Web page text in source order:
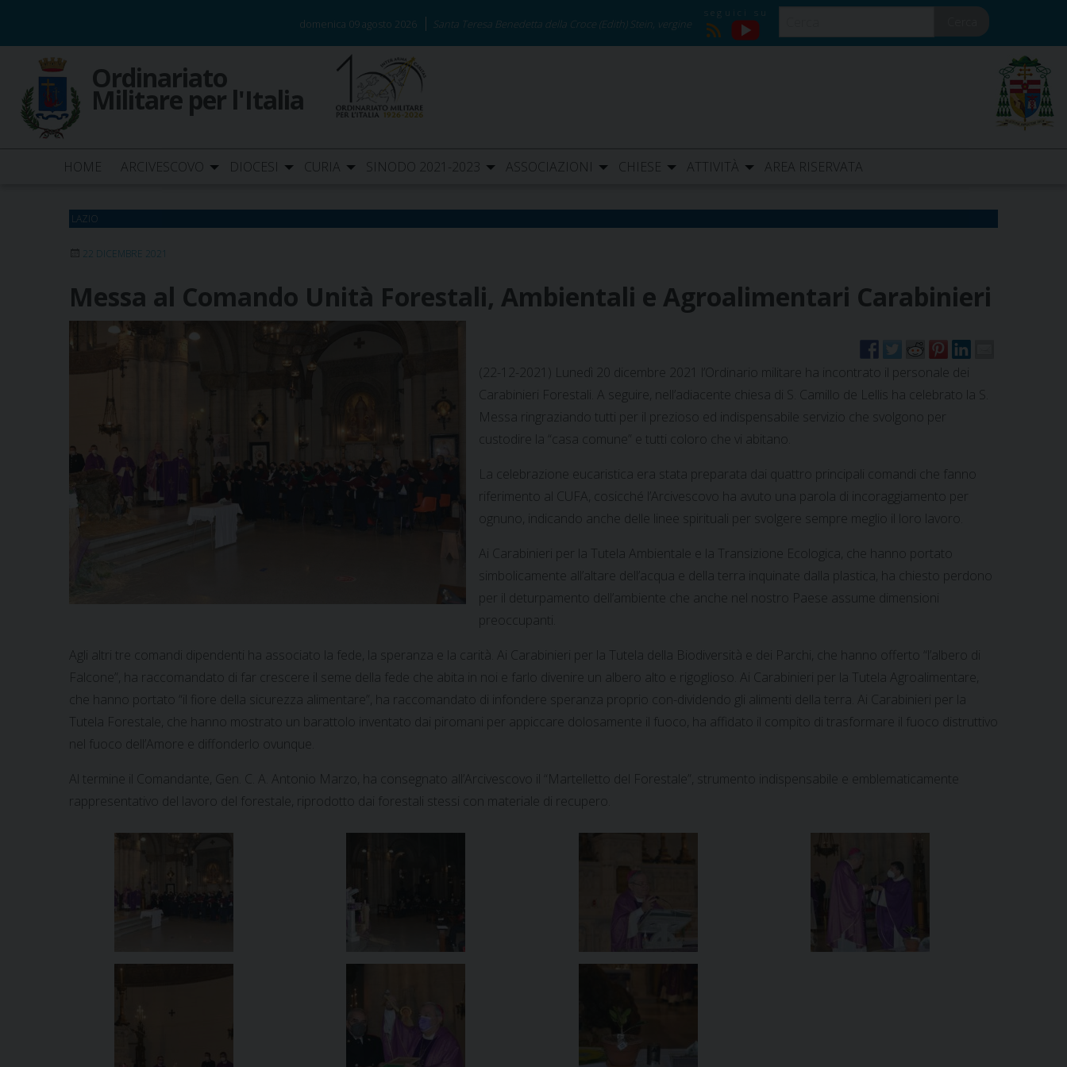
content
domenica 09 agosto 2026 Santa Teresa Benedetta della Croce (Edith) Stein, vergine
RSS
YouTube
Ordinariato
Militare per l'Italia
HOME ARCIVESCOVO DIOCESI CURIA SINODO 2021-2023 ASSOCIAZIONI CHIESE ATTIVITÀ AREA RISERVATA
LAZIO
22 DICEMBRE 2021
Messa al Comando Unità Forestali, Ambientali e Agroalimentari Carabinieri
(22-12-2021) Lunedì 20 dicembre 2021 l’Ordinario militare ha incontrato il personale dei
Carabinieri Forestali. A seguire, nell’adiacente chiesa di S. Camillo de Lellis ha celebrato la S.
Messa ringraziando tutti per il prezioso ed indispensabile servizio che svolgono per
custodire la “casa comune” e tutti coloro che vi abitano.
La celebrazione eucaristica era stata preparata dai quattro principali comandi che fanno
riferimento al CUFA, cosicché l’Arcivescovo ha avuto una parola di incoraggiamento per
ognuno, indicando anche delle linee spirituali per svolgere sempre meglio il loro lavoro.
Ai Carabinieri per la Tutela Ambientale e la Transizione Ecologica, che hanno portato
simbolicamente all’altare dell’acqua e della terra inquinate dalla plastica, ha chiesto perdono
per il deturpamento dell’ambiente che anche nel nostro Paese assume dimensioni
preoccupanti.
Agli altri tre comandi dipendenti ha associato la fede, la speranza e la carità. Ai Carabinieri per la Tutela della Biodiversità e dei Parchi, che hanno offerto “l’albero di
Falcone”, ha raccomandato di far crescere il seme della fede che abita in noi e farlo divenire un albero alto e rigoglioso. Ai Carabinieri per la Tutela Agroalimentare,
che hanno portato “il fiore della sicurezza alimentare”, ha raccomandato di infondere speranza proprio con-dividendo gli alimenti della terra. Ai Carabinieri per la
Tutela Forestale, che hanno mostrato un barattolo inventato dai piromani per appiccare dolosamente il fuoco, ha affidato il compito di trasformare il fuoco distruttivo
nel fuoco dell’Amore e diffonderlo ovunque.
Al termine il Comandante, Gen. C. A. Antonio Marzo, ha consegnato all’Arcivescovo il “Martelletto del Forestale”, strumento indispensabile e emblematicamente
rappresentativo del lavoro del forestale, riprodotto dai forestali stessi con materiale di recupero.